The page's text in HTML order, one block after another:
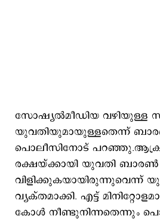
സോഷ്യല്‍മീഡിയ വഴിയുള്ള
യുവതിയുമായുള്ളതെന്ന്
പൊലീസിനോട് പറഞ്ഞു.
രക്ഷയ്ക്കായി യുവതി ബാരണ്‍
വിളിക്കുകയായിരുന്നുവെന്ന്
വ്യക്തമാക്കി. എട്ട്
കോള്‍ നീണ്ടുനിന്നതെന്നും